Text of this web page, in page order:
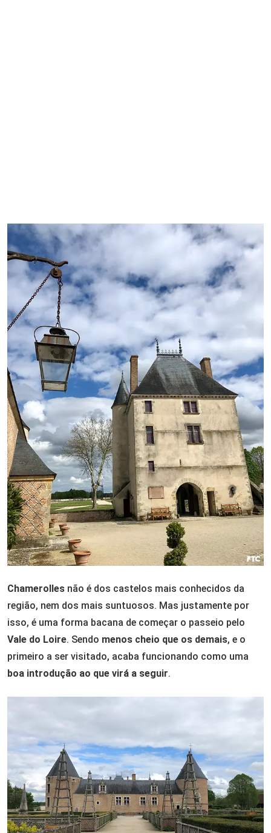
Chamerolles não é dos castelos mais conhecidos da
região, nem dos mais suntuosos. Mas justamente por
isso, é uma forma bacana de começar o passeio pelo
Vale do Loire. Sendo menos cheio que os demais, e o
primeiro a ser visitado, acaba funcionando como uma
boa introdução ao que virá a seguir.